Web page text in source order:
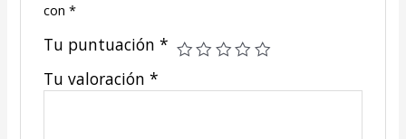
con *
Tu puntuación *
Tu valoración *